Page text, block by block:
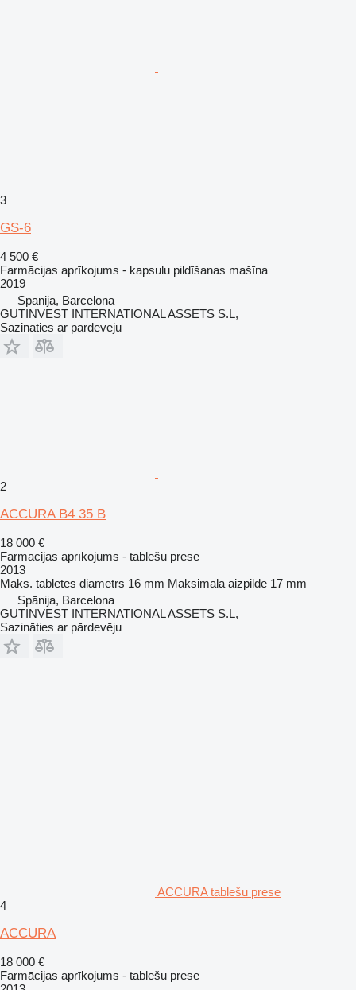
3
GS-6
4 500 €
Farmācijas aprīkojums - kapsulu pildīšanas mašīna
2019
Spānija, Barcelona
GUTINVEST INTERNATIONAL ASSETS S.L,
Sazināties ar pārdevēju
2
ACCURA B4 35 B
18 000 €
Farmācijas aprīkojums - tablešu prese
2013
Maks. tabletes diametrs 16 mm Maksimālā aizpilde 17 mm
Spānija, Barcelona
GUTINVEST INTERNATIONAL ASSETS S.L,
Sazināties ar pārdevēju
ACCURA tablešu prese
4
ACCURA
18 000 €
Farmācijas aprīkojums - tablešu prese